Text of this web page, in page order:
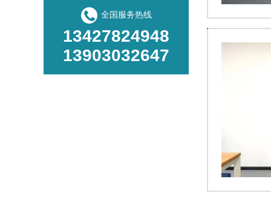
全国服务热线
13427824948
13903032647